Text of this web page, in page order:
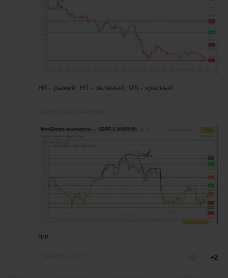
H4 - рыжий, H1 - зеленый, М5 - красный
гип
+2